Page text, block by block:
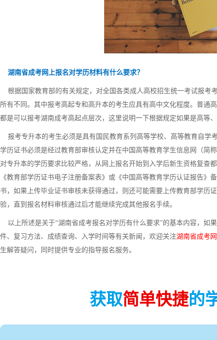
湖南省成考网上报名对学历材料有什么要求？
根据国家教育部的有关规定，对全国各类成人高校招生统一考试报考
所有不同。其中报考高起专和高升本的考生应具有高中文化程度。普通
都是可以报考湖南成考高起点层次，这里说明一下根据规定如果是高等
报考专升本的考生必须是具有国民教育系列高等学校、高等教育自学
学历证书必须是经过教育部审核认定并在中国高等教育学生信息网（简
对专升本的学历要求比较严格，从网上报名开始到入学后新生资格复查
《教育部学历证书电子注册备案表》或《中国高等教育学历认证报告
书，如果上传毕业证书审核未获得通过，则还可能需要上传教育部学历
验，直到报名材料审核通过后才能继续完成其他报名手续。
以上所述是关于“湖南省成考报名对学历有什么要求”的基本内容，如
件、复习方法、成绩查询、入学时间等有关新闻，欢迎关注湖南省成考网
生解答疑问，同时提供专业的指导报名服务。
获取简单快捷的